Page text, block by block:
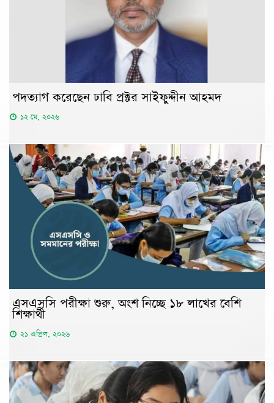
পদত্যাগ করেছেন ঢাবি প্রক্টর সাইফুদ্দীন আহমদ
১২ মে, ২০২৬
এসএসসি পরীক্ষা শুরু, অংশ নিচ্ছে ১৮ লাখের বেশি
শিক্ষার্থী
২১ এপ্রিল, ২০২৬